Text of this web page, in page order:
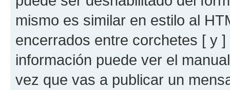
mismo es similar en estilo al
encerrados entre corchetes [ y
información puede ver el
vez que vas a publicar un